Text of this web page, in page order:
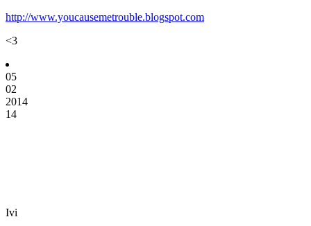
http://www.youcausemetrouble.blogspot.com
<3
05
02
2014
14
Ivi